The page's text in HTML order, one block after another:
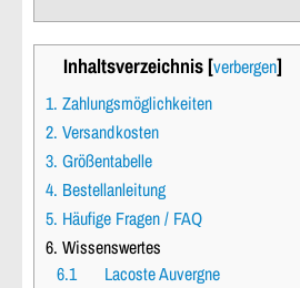
Inhaltsverzeichnis [verbergen]
1. Zahlungsmöglichkeiten
2. Versandkosten
3. Größentabelle
4. Bestellanleitung
5. Häufige Fragen / FAQ
6. Wissenswertes
6.1
Lacoste Auvergne